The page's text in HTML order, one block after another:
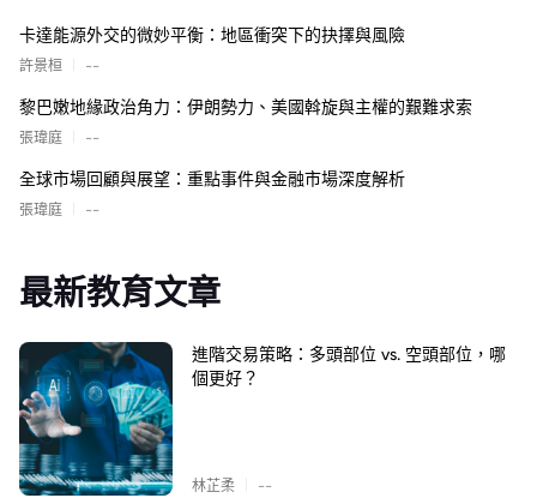
卡達能源外交的微妙平衡：地區衝突下的抉擇與風險
許景桓 --
黎巴嫩地緣政治角力：伊朗勢力、美國斡旋與主權的艱難求索
張瑋庭 --
全球市場回顧與展望：重點事件與金融市場深度解析
張瑋庭 --
最新教育文章
進階交易策略：多頭部位 vs. 空頭部位，哪
個更好？
林芷柔 --